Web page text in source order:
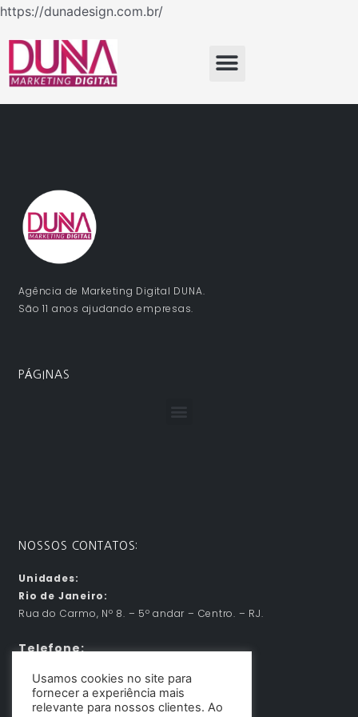
https://dunadesign.com.br/Ir
Menu
Agência de Marketing Digital DUNA.
São 11 anos ajudando empresas.
PÁGINAS
NOSSOS CONTATOS:
Unidades:
Rio de Janeiro:
Rua do Carmo, Nº 8. – 5º andar – Centro. – RJ.
Telefone:
21 – 96901-1221
Email:contato@dunadesign.com.br
Usamos cookies no site para
fornecer a experiência mais
relevante para nossos clientes. Ao